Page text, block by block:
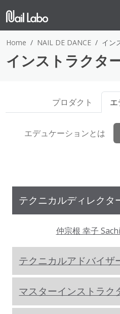
Home NAIL DE DANCE イン
インストラクタ
プロダクト
エデュケーションとは
テクニカルディレクタ
仲宗根 幸子
テクニカルアドバイザ
マスターインストラク